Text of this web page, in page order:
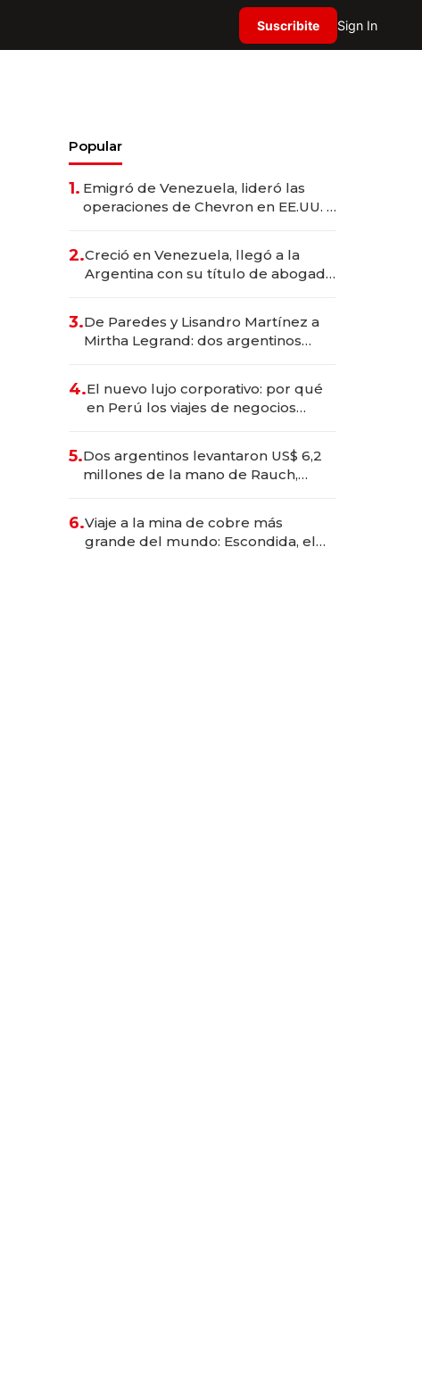
Suscribite Sign In
Popular
1. Emigró de Venezuela, lideró las
operaciones de Chevron en EE.UU. y
2.Creció en Venezuela, llegó a la
Argentina con su título de abogado
marcas "fast premium"
3.De Paredes y Lisandro Martínez a
Mirtha Legrand: dos argentinos
4.El nuevo lujo corporativo: por qué
en Perú los viajes de negocios
transformadoras
5.Dos argentinos levantaron US$ 6,2
millones de la mano de Rauch,
6.Viaje a la mina de cobre más
grande del mundo: Escondida, el